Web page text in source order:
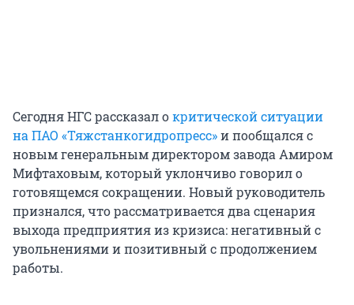
Сегодня НГС рассказал окритической ситуации
на ПАО «Тяжстанкогидропресс»и пообщался с
новым генеральным директором завода Амиром
Мифтаховым, который уклончиво говорил о
готовящемся сокращении. Новый руководитель
признался, что рассматривается два сценария
выхода предприятия из кризиса: негативный с
увольнениями и позитивный с продолжением
работы.